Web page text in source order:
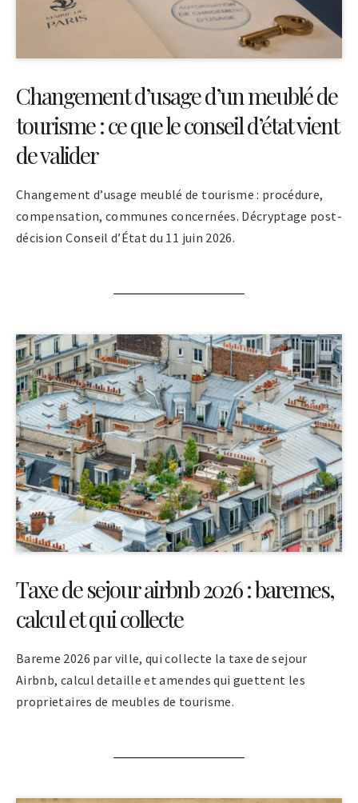
Changement d’usage d’un meublé de
tourisme : ce que le conseil d’état vient
de valider
Changement d’usage meublé de tourisme : procédure,
compensation, communes concernées. Décryptage post-
décision Conseil d’État du 11 juin 2026.
Taxe de sejour airbnb 2026 : baremes,
calcul et qui collecte
Bareme 2026 par ville, qui collecte la taxe de sejour
Airbnb, calcul detaille et amendes qui guettent les
proprietaires de meubles de tourisme.